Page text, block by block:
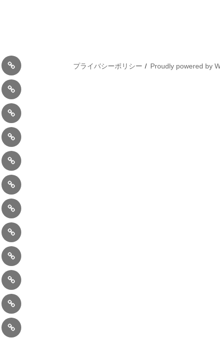
4/10：
Ｈ
Ｍ
Ｂ
教
室
9/10：
コ
ー
デ
④
巾
着
袋
（小）
⑨
ミ
シ
ン
カ
バ
ー
⑭
ボ
ッ
ク
ス
型
⑲
バ
ニ
テ
ィ
ー
デ
ジ
タ
ル
コ
ン
テ
ン
ツ
販
売
レ
ン
タ
ル
ジ
ュ
エ
リ
ー
㉔
ナ
ッ
プ
サ
ッ
ク
㉙
ク
ッ
シ
ョ
事
業
者
概
製
作
プライバシーポリシー Proudly powered by